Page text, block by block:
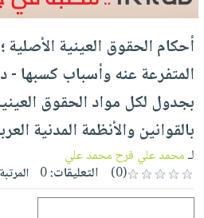
الأكثر
مبيعاً
جوائز
شحن
مخفض
عروض
خاصة
صفحات
الرئيسية
صدر
حديثاً
الأكثر
مبيعاً
كتب
مجانية
صوتية
الصفحة
الرئيسية
masmu3
بلا
حدود
أطفال
وناشئة
الصفحةوسائل
أحكام الحقوق العينية
المتفرعة عنه وأسباب كسبها -
بجدول لكل مواد الحقوق
بالقوانين والأنظمة المدنية
لـمحمد علي فرح محمد علي
(0)
التعليقات:0